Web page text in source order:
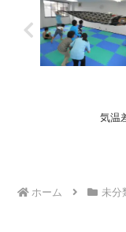
気温
ホーム 未分